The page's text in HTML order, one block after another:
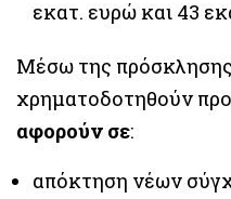
εκατ. ευρώ και 43
Μέσω της
χρηματοδοτηθούν
αφορούν σε:
απόκτηση νέων